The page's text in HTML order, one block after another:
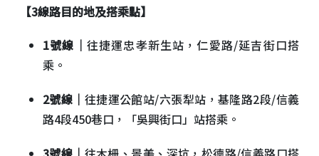
【3線路目的地及搭乘點】
1號線｜ 往捷運忠孝新生站，仁愛路/延吉街口搭
乘。
2號線｜ 往捷運公館站/六張犁站，基隆路2段/信義
路4段450巷口，「吳興街口」站搭乘。